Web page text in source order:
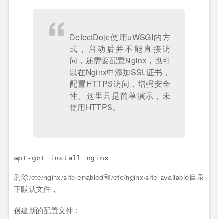
DefectDojo使用uWSGI的方
式，启动后并不能直接访
问，还需要配置Nginx，也可
以在Nginx中添加SSL证书，
配置HTTPS访问，增强安全
性。这里只是简单演示，未
使用HTTPS。
删除/etc/nginx/site-enabled和/etc/nginx/site-available目录
下默认文件，
创建新的配置文件：